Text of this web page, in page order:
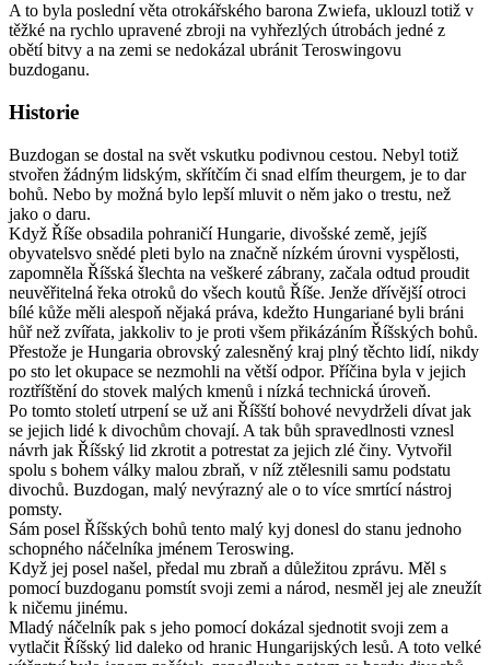
A to byla poslední věta otrokářského barona Zwiefa, uklouzl totiž v
těžké na rychlo upravené zbroji na vyhřezlých útrobách jedné z
obětí bitvy a na zemi se nedokázal ubránit Teroswingovu
buzdoganu.
Historie
Buzdogan se dostal na svět vskutku podivnou cestou. Nebyl totiž
stvořen žádným lidským, skřítčím či snad elfím theurgem, je to dar
bohů. Nebo by možná bylo lepší mluvit o něm jako o trestu, než
jako o daru.
Když Říše obsadila pohraničí Hungarie, divošské země, jejíš
obyvatelsvo snědé pleti bylo na značně nízkém úrovni vyspělosti,
zapomněla Říšská šlechta na veškeré zábrany, začala odtud proudit
neuvěřitelná řeka otroků do všech koutů Říše. Jenže dřívější otroci
bílé kůže měli alespoň nějaká práva, kdežto Hungariané byli bráni
hůř než zvířata, jakkoliv to je proti všem přikázáním Říšských bohů.
Přestože je Hungaria obrovský zalesněný kraj plný těchto lidí, nikdy
po sto let okupace se nezmohli na větší odpor. Příčina byla v jejich
roztříštění do stovek malých kmenů i nízká technická úroveň.
Po tomto století utrpení se už ani Říšští bohové nevydrželi dívat jak
se jejich lidé k divochům chovají. A tak bůh spravedlnosti vznesl
návrh jak Říšský lid zkrotit a potrestat za jejich zlé činy. Vytvořil
spolu s bohem války malou zbraň, v níž ztělesnili samu podstatu
divochů. Buzdogan, malý nevýrazný ale o to více smrtící nástroj
pomsty.
Sám posel Říšských bohů tento malý kyj donesl do stanu jednoho
schopného náčelníka jménem Teroswing.
Když jej posel našel, předal mu zbraň a důležitou zprávu. Měl s
pomocí buzdoganu pomstít svoji zemi a národ, nesměl jej ale zneužít
k ničemu jinému.
Mladý náčelník pak s jeho pomocí dokázal sjednotit svoji zem a
vytlačit Říšský lid daleko od hranic Hungarijských lesů. A toto velké